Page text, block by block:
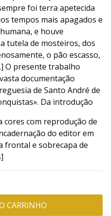
foi terra apetecida
tempos mais apagados e
e houve
tutela de mosteiros, dos
o pão escasso,
O presente trabalho
documentação
de Santo André de
Da introdução
cores com reprodução de
do editor em
frontal e sobrecapa de